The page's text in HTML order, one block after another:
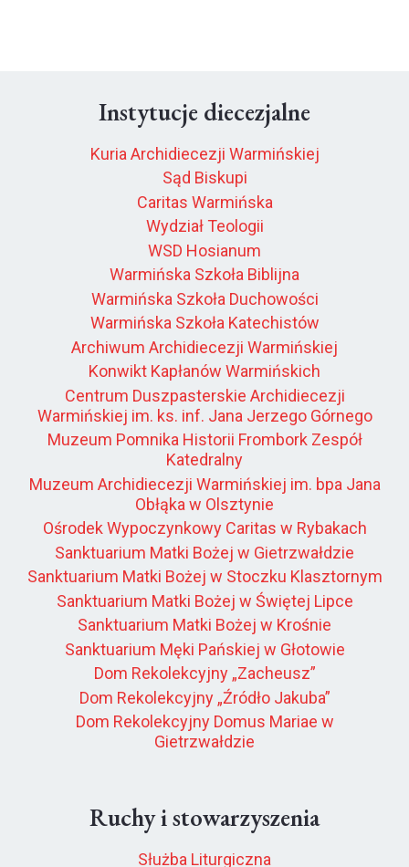
Instytucje diecezjalne
Kuria Archidiecezji Warmińskiej
Sąd Biskupi
Caritas Warmińska
Wydział Teologii
WSD Hosianum
Warmińska Szkoła Biblijna
Warmińska Szkoła Duchowości
Warmińska Szkoła Katechistów
Archiwum Archidiecezji Warmińskiej
Konwikt Kapłanów Warmińskich
Centrum Duszpasterskie Archidiecezji
Warmińskiej im. ks. inf. Jana Jerzego Górnego
Muzeum Pomnika Historii Frombork Zespół
Katedralny
Muzeum Archidiecezji Warmińskiej im. bpa Jana
Obłąka w Olsztynie
Ośrodek Wypoczynkowy Caritas w Rybakach
Sanktuarium Matki Bożej w Gietrzwałdzie
Sanktuarium Matki Bożej w Stoczku Klasztornym
Sanktuarium Matki Bożej w Świętej Lipce
Sanktuarium Matki Bożej w Krośnie
Sanktuarium Męki Pańskiej w Głotowie
Dom Rekolekcyjny „Zacheusz”
Dom Rekolekcyjny „Źródło Jakuba”
Dom Rekolekcyjny Domus Mariae w
Gietrzwałdzie
Ruchy i stowarzyszenia
Służba Liturgiczna